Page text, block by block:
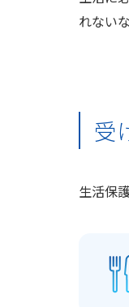
れない
受
生活保